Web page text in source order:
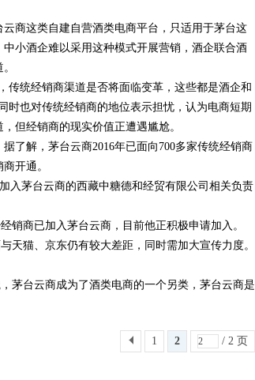
商这类自建自营酒类电商平台，只适用于茅台这
小酒企难以采用这种模式开展营销，酒企联合酒
传统经销商渠道是否将面临变革，这些都是酒企和
时也对传统经销商的地位表示担忧，认为电商短期
但经销商的现实价值正遭遇尴尬。
了解，茅台云商2016年已面向700多家传统经销商
开通。
入茅台云商的西藏中糖德和经贸有限公司相关负责
销商已加入茅台云商，目前他正积极申请加入。
天猫、京东仍有较大差距，同时需加大宣传力度。
茅台云商成为了酒类电商的一个另类，茅台云商是
1 2 / 2 页